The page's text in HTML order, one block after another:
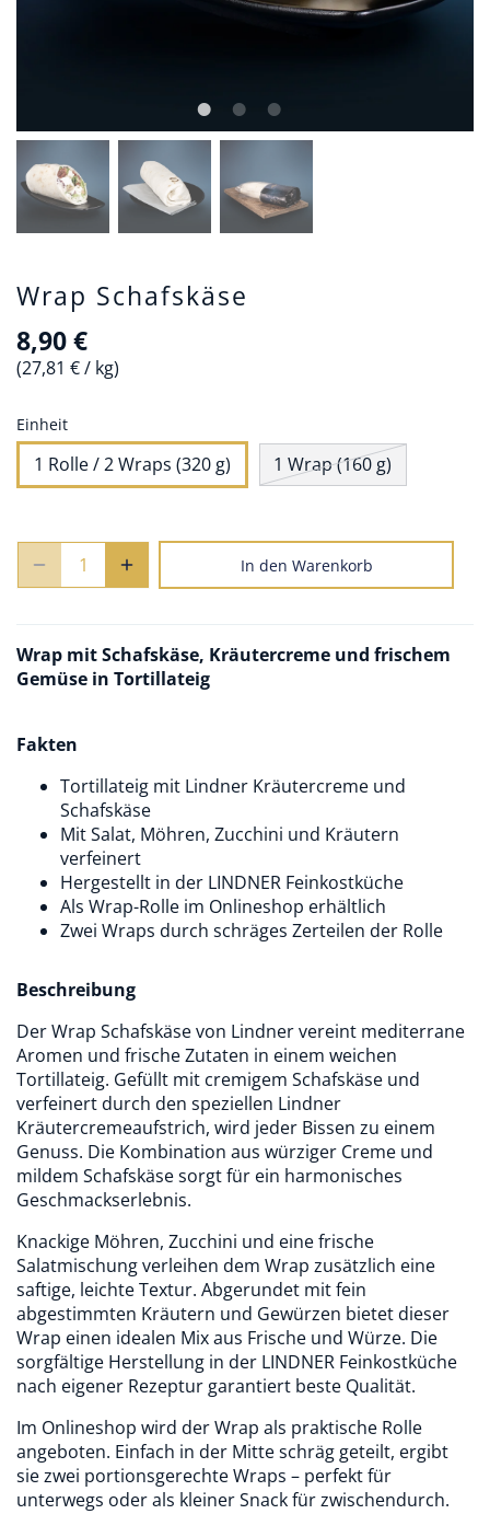
Wrap Schafskäse
8,90 €
27,81 €/ kg
Einheit
1 Rolle / 2 Wraps (320 g) 1 Wrap (160 g)
In den Warenkorb
Wrap mit Schafskäse, Kräutercreme und frischem
Gemüse in Tortillateig
Fakten
Tortillateig mit Lindner Kräutercreme und
Schafskäse
Mit Salat, Möhren, Zucchini und Kräutern
verfeinert
Hergestellt in der LINDNER Feinkostküche
Als Wrap-Rolle im Onlineshop erhältlich
Zwei Wraps durch schräges Zerteilen der Rolle
Beschreibung
Der Wrap Schafskäse von Lindner vereint mediterrane
Aromen und frische Zutaten in einem weichen
Tortillateig. Gefüllt mit cremigem Schafskäse und
verfeinert durch den speziellen Lindner
Kräutercremeaufstrich, wird jeder Bissen zu einem
Genuss. Die Kombination aus würziger Creme und
mildem Schafskäse sorgt für ein harmonisches
Geschmackserlebnis.
Knackige Möhren, Zucchini und eine frische
Salatmischung verleihen dem Wrap zusätzlich eine
saftige, leichte Textur. Abgerundet mit fein
abgestimmten Kräutern und Gewürzen bietet dieser
Wrap einen idealen Mix aus Frische und Würze. Die
sorgfältige Herstellung in der LINDNER Feinkostküche
nach eigener Rezeptur garantiert beste Qualität.
Im Onlineshop wird der Wrap als praktische Rolle
angeboten. Einfach in der Mitte schräg geteilt, ergibt
sie zwei portionsgerechte Wraps – perfekt für
unterwegs oder als kleiner Snack für zwischendurch.